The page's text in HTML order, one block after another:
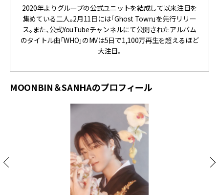
2020年よりグループの公式ユニットを結成して以来注目を
集めている二人。2月11日には「Ghost Town」を先行リリー
ス。また、公式YouTubeチャンネルにて公開されたアルバム
のタイトル曲「WHO」のMVは5日で1,100万再生を超えるほど
大注目。
MOONBIN＆SANHAのプロフィール